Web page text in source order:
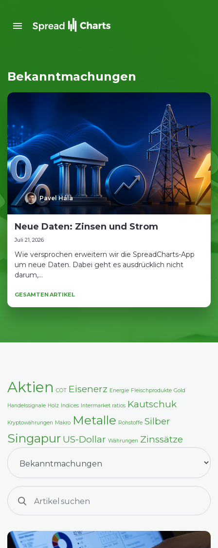
Bekanntmachungen
Pavel Hála
Neue Daten: Zinsen und Strom
Juli 21, 2026
Wie versprochen erweitern wir die SpreadCharts-App
um neue Daten. Dabei geht es ausdrücklich nicht
darum,...
GESAMTEN ARTIKEL
Aktien COT Eisenerz Energie Fleischprodukte Gold
Handelssignale Holz Indices Intermarket ratios Kautschuk
Kryptowährungen Makro Metalle Rohstoffe Silber
Singapur US-Dollar Währungen Zinssätze